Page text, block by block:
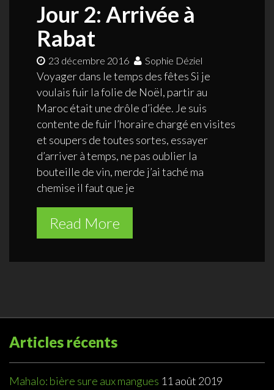
Jour 2: Arrivée à
Rabat
23 décembre 2016 Sophie Déziel
Voyager dans le temps des fêtes Si je
voulais fuir la folie de Noël, partir au
Maroc était une drôle d’idée. Je suis
contente de fuir l’horaire chargé en visites
et soupers de toutes sortes, essayer
d’arriver à temps, ne pas oublier la
bouteille de vin, merde j’ai taché ma
chemise il faut que je
Read More
Articles récents
Mahalo: bière sure aux mangues 11 août 2019